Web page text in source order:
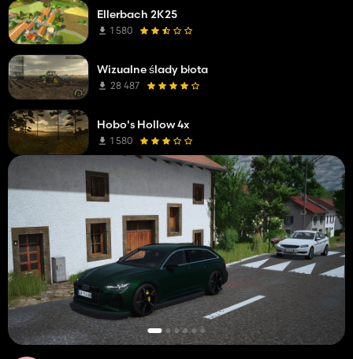
Ellerbach 2K25
1 580
Wizualne ślady błota
28 487
Hobo's Hollow 4x
1 580